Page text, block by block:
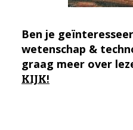
Ben je
wetenschap &
graag meer over
KIJK!